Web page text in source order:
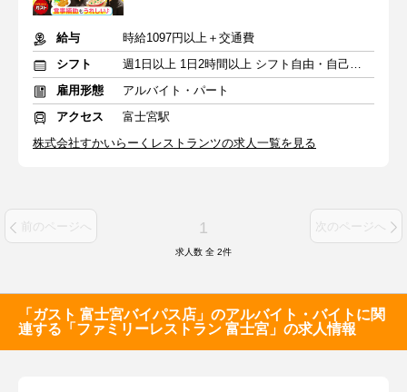
給与
時給1097円以上＋交通費
シフト
週1日以上 1日2時間以上 シフト自由・自己申告
雇用形態
アルバイト・パート
アクセス
富士宮駅
株式会社すかいらーくレストランツの求人一覧を見る
前のページへ 1 次のページへ
求人数 全 2件
「ガスト 富士宮バイパス店」のアルバイト・バイトに関
連する「ファミリーレストラン 富士宮」の求人情報